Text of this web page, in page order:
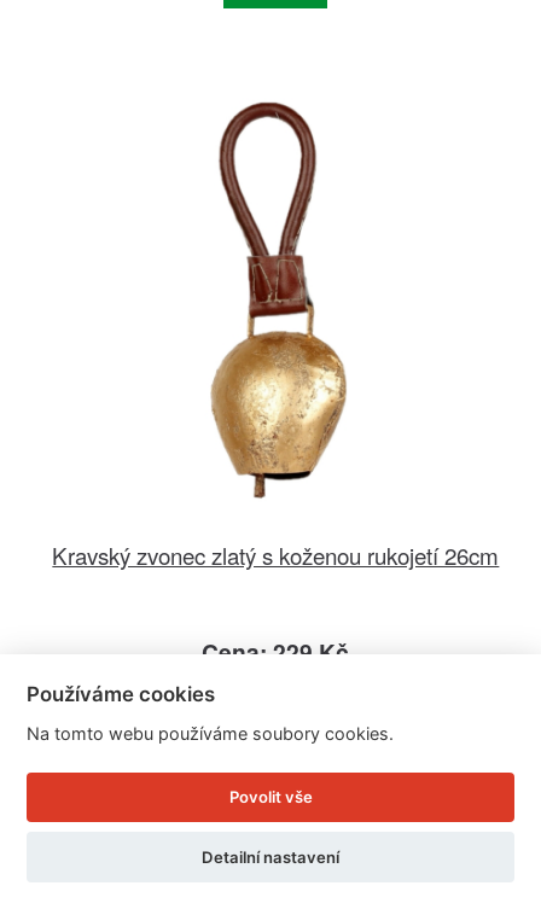
Kravský zvonec zlatý s koženou rukojetí 26cm
Cena: 229 Kč
Doručíme do: 11.8.
Detail
Používáme cookies
Na tomto webu používáme soubory cookies.
Povolit vše
Detailní nastavení